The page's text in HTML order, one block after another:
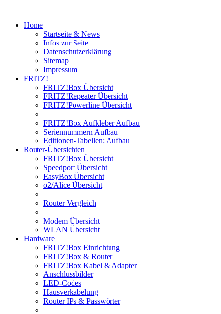
Home
Startseite & News
Infos zur Seite
Datenschutzerklärung
Sitemap
Impressum
FRITZ!
FRITZ!Box Übersicht
FRITZ!Repeater Übersicht
FRITZ!Powerline Übersicht
FRITZ!Box Aufkleber Aufbau
Seriennummern Aufbau
Editionen-Tabellen: Aufbau
Router-Übersichten
FRITZ!Box Übersicht
Speedport Übersicht
EasyBox Übersicht
o2/Alice Übersicht
Router Vergleich
Modem Übersicht
WLAN Übersicht
Hardware
FRITZ!Box Einrichtung
FRITZ!Box & Router
FRITZ!Box Kabel & Adapter
Anschlussbilder
LED-Codes
Hausverkabelung
Router IPs & Passwörter